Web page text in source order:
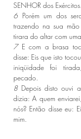
SENHOR dos Exércitos.
6 Porém um dos
trazendo na sua
tirara do altar com
7 E com a brasa
disse: Eis que isto
iniqüidade foi
pecado.
8 Depois disto ouvi
dizia: A quem
nós? Então disse eu:
mim.